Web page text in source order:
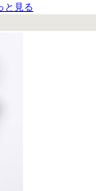
と見る